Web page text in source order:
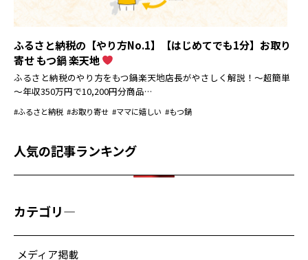
ふるさと納税の【やり方No.1】【はじめてでも1分】お取り
寄せ もつ鍋 楽天地
ふるさと納税のやり方をもつ鍋楽天地店長がやさしく解説！～超簡単
～年収350万円で10,200円分商品…
#ふるさと納税 #お取り寄せ #ママに嬉しい #もつ鍋
人気の記事ランキング
カテゴリ―
メディア掲載